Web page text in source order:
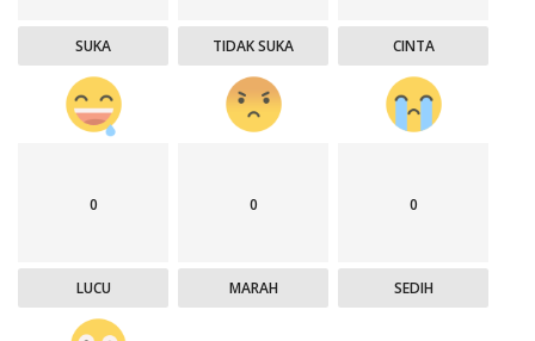
SUKA TIDAK SUKA CINTA
0
LUCU
0
MARAH
0
SEDIH